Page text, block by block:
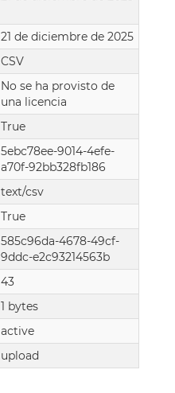
21 de diciembre de 2025
CSV
No se ha provisto de
una licencia
True
5ebc78ee-9014-4efe-
a70f-92bb328fb186
text/csv
True
585c96da-4678-49cf-
9ddc-e2c93214563b
43
1 bytes
active
upload